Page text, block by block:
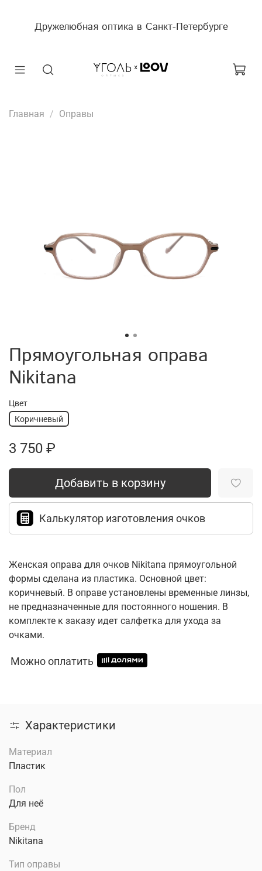
Дружелюбная оптика в Санкт-Петербурге
Главная Оправы
Прямоугольная оправа
Nikitana
Цвет
Коричневый
3 750 ₽
Добавить в корзину
Калькулятор изготовления очков
Женская оправа для очков Nikitana прямоугольной
формы сделана из пластика. Основной цвет:
коричневый. В оправе установлены временные линзы,
не предназначенные для постоянного ношения. В
комплекте к заказу идет салфетка для ухода за
очками.
Можно оплатить
Характеристики
Материал
Пластик
Пол
Для неё
Бренд
Nikitana
Тип оправы